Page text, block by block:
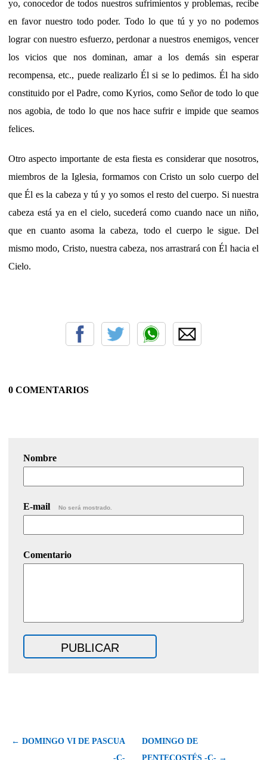
yo, conocedor de todos nuestros sufrimientos y problemas, recibe
en favor nuestro todo poder. Todo lo que tú y yo no podemos
lograr con nuestro esfuerzo, perdonar a nuestros enemigos, vencer
los vicios que nos dominan, amar a los demás sin esperar
recompensa, etc., puede realizarlo Él si se lo pedimos. Él ha sido
constituido por el Padre, como Kyrios, como Señor de todo lo que
nos agobia, de todo lo que nos hace sufrir e impide que seamos
felices.
Otro aspecto importante de esta fiesta es considerar que nosotros,
miembros de la Iglesia, formamos con Cristo un solo cuerpo del
que Él es la cabeza y tú y yo somos el resto del cuerpo. Si nuestra
cabeza está ya en el cielo, sucederá como cuando nace un niño,
que en cuanto asoma la cabeza, todo el cuerpo le sigue. Del
mismo modo, Cristo, nuestra cabeza, nos arrastrará con Él hacia el
Cielo.
0 COMENTARIOS
Nombre
E-mail No será mostrado.
Comentario
← DOMINGO VI DE PASCUA
-C-
DOMINGO DE
PENTECOSTÉS -C- →